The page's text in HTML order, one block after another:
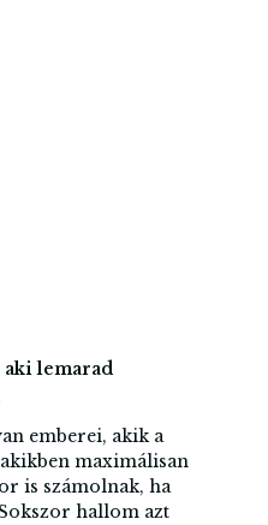
aki lemarad
emberei, akik a
maximálisan
is számolnak, ha
hallom azt